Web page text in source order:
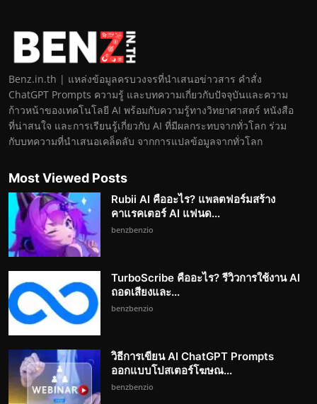
Benz.in.th | แหล่งข้อมูลครบวงจรที่นำเสนอข่าวสาร คำสั่ง
ChatGPT Prompts ความรู้ และบทความเกี่ยวกับปัจจุบันและความ
ก้าวหน้าของเทคโนโลยี AI พร้อมกับความรู้ทางวิทยาศาสตร์ หนังสือ
ที่น่าสนใจ และการเรียนรู้เกี่ยวกับ AI ที่มีผลกระทบจากทั่วโลก ร่วม
กับบทความที่นำเสนอเคล็ดลับ จากการแปลข้อมูลจากทั่วโลก
Most Viewed Posts
Rubii AI คืออะไร? แพลตฟอร์มสร้าง
คาแรคเตอร์ AI แฟนด...
benzbenzio
TurboScribe คืออะไร? รีวิวการใช้งาน AI
ถอดเสียงและ...
benzbenzio
วิธีการเขียน AI ChatGPT Prompts
ออกแบบโปสเตอร์โฆษณ...
benzbenzio